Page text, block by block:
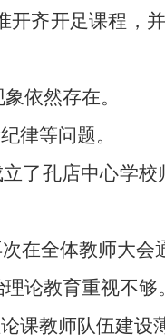
开齐开足课程，
依然存在。
律等问题。
立了孔店中心学
在全体教师大
论教育重视不够
课教师队伍建设